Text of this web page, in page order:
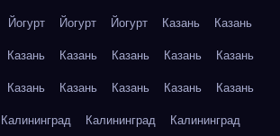
Йогурт Йогурт Йогурт Казань
Казань
Казань Казань Казань Казань
Казань
Казань Казань Казань Казань
Казань
Калининград Калининград
Калининград